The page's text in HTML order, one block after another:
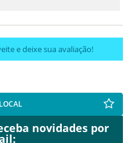
e deixe sua avaliação!
novidades por